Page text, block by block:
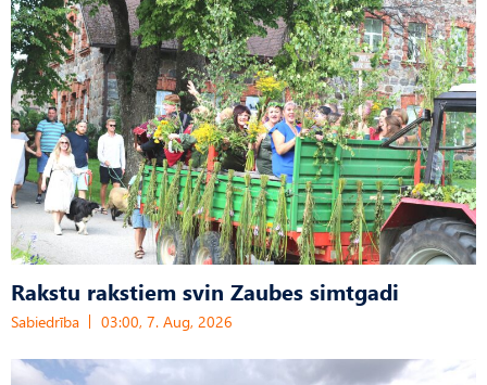
Rakstu rakstiem svin Zaubes simtgadi
Sabiedrība 03:00, 7. Aug, 2026